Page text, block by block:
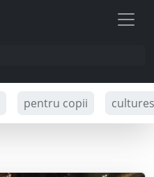
pentru copii